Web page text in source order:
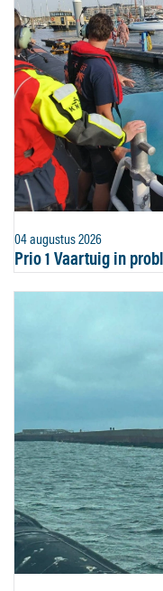
04 augustus 2026
Prio 1 Vaartuig in